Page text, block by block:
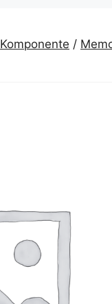
Komponente /